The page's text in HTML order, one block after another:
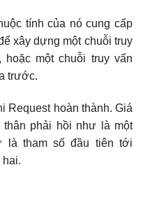
tính của nó cung cấp
xây dựng một chuỗi truy
một chuỗi truy vấn
trước.
Request hoàn thành. Giá
phải hồi như là một
là tham số đầu tiên tới
hai.